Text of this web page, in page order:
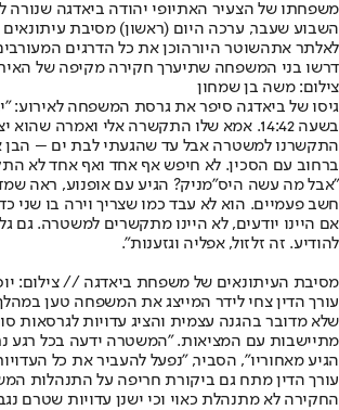
משפחתו של הצעיר האתיופי יהודה ביאדגה שנורה
השבוע שעבר, ערכה היום (ראשון) מסיבת
לאלתר אתהשוטר היורהוכן את כל הדרגים
דרשו בני המשפחה שתיערך חקירה מקיפה של
צילום: משה בן שמחון
גיסו של ביאדגה סיפר את גרסת המשפחה לאירוע: "
בשעה 14:42. אמא שלו התקשרה אלי ואמרה
ברחוב עם הסכין. לא חיפש אף אחד ואף אחד לא
"אבל מה עשה היס"מניק? הגיע עם אופנוע, ראה
חשב פעמיים. הוא לא עבד כמו שצריך וירה בו שני
אם היינו יודעים, לא היינו מתקשרים למשטרה. גם
להודיע. זה זלזול, אפליה וגזענות".
מסיבת העיתונאים של משפחת ביאדגה // צילום:
עורך הדין צחי לידר המייצג את המשפחה טען
שלא מדובר בהגנה עצמית והציג עדויות לגרסאות
מתיישבות עם המציאות. "המשטרה ידעה בכל רגע
הגיע מאחוריו", הסביר, "נפעל להעביר את כל
עורך הדין מתח גם ביקורת חריפה על התנהלות
החקירה לא מתנהלת כאוי וכי ישנן עדויות שטרם